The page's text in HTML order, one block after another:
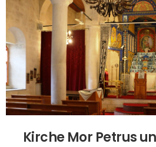
Kirche Mor Petrus